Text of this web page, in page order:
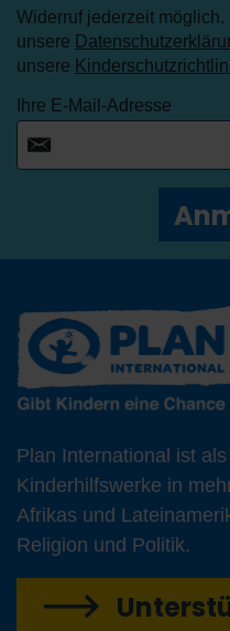
Widerruf jederzeit
unsere
unsere
Ihre E-Mail-Adresse
Plan International ist
Kinderhilfswerke in
Afrikas und
Religion und Politik.